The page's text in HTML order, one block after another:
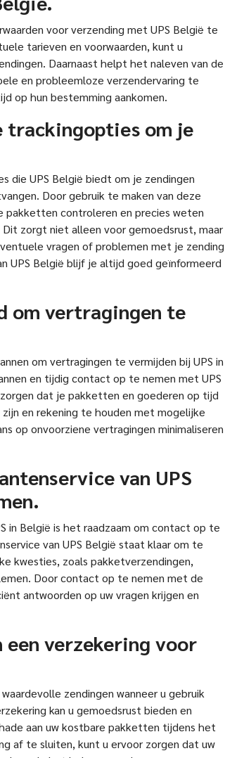
voor verzending met UPS België te
tarieven en voorwaarden, kunt u
Daarnaast helpt het naleven van de
en probleemloze verzendervaring te
op hun bestemming aankomen.
trackingopties om je
die UPS België biedt om je zendingen
Door gebruik te maken van deze
pakketten controleren en precies weten
zorgt niet alleen voor gemoedsrust, maar
vragen of problemen met je zending
UPS België blijf je altijd goed geïnformeerd
om vertragingen te
om vertragingen te vermijden bij UPS in
en tijdig contact op te nemen met UPS
dat je pakketten en goederen op tijd
en rekening te houden met mogelijke
op onvoorziene vertragingen minimaliseren
van UPS
in België is het raadzaam om contact op te
van UPS België staat klaar om te
kwesties, zoals pakketverzendingen,
Door contact op te nemen met de
antwoorden op uw vragen krijgen en
verzekering voor
zendingen wanneer u gebruik
kan u gemoedsrust bieden en
aan uw kostbare pakketten tijdens het
af te sluiten, kunt u ervoor zorgen dat uw